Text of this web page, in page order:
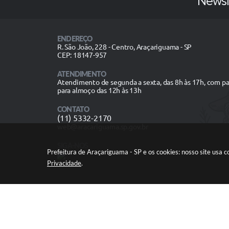
Prefeitura de Araçariguama - SP e os cookies: nosso site usa
Privacidade.
ENDEREÇO
R. São João, 228 - Centro, Araçariguama - SP
CEP: 18147-957
ATENDIMENTO
Atendimento de segunda a sexta, das 8h às 17h, com
para almoço das 12h às 13h
CONTATO
(11) 5332-2170